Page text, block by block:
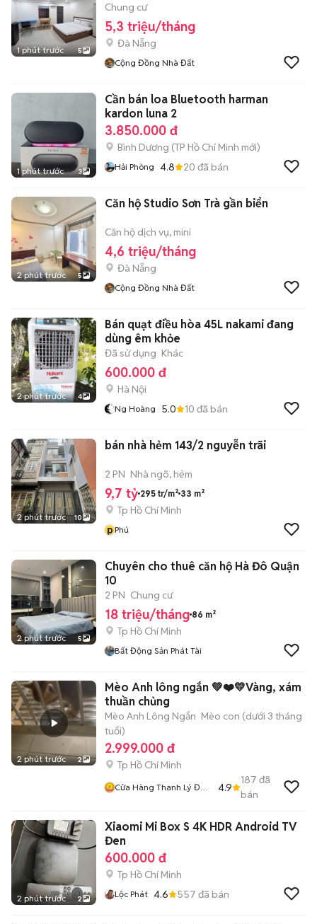
1 phút trước 5
Chung cư
5,3 triệu/tháng
Đà Nẵng
Cộng Đồng Nhà Đất
1 phút trước 3
Cần bán loa Bluetooth harman
kardon luna 2
3.850.000 đ
Bình Dương (TP Hồ Chí Minh mới)
Hải Phòng 4.8 20 đã bán
2 phút trước 5
Căn hộ Studio Sơn Trà gần biển
Căn hộ dịch vụ, mini
4,6 triệu/tháng
Đà Nẵng
Cộng Đồng Nhà Đất
2 phút trước 4
Bán quạt điều hòa 45L nakami đang
dùng êm khỏe
Đã sử dụng Khác
600.000 đ
Hà Nội
Ng Hoàng 5.0 10 đã bán
2 phút trước 10
bán nhà hẻm 143/2 nguyễn trãi
2 PN Nhà ngõ, hẻm
9,7 tỷ 295 tr/m² 33 m²
Tp Hồ Chí Minh
pPhú
2 phút trước 5
Chuyên cho thuê căn hộ Hà Đô Quận
10
2 PN Chung cư
18 triệu/tháng 86 m²
Tp Hồ Chí Minh
Bất Động Sản Phát Tài
2 phút trước 2
Mèo Anh lông ngắn 💚❤️💛Vàng, xám
thuần chủng
Mèo Anh Lông Ngắn Mèo con (dưới 3 tháng
tuổi)
2.999.000 đ
Tp Hồ Chí Minh
Cửa Hàng Thanh Lý Đồ
4.9
187 đã
bán
2 phút trước 2
Xiaomi Mi Box S 4K HDR Android TV
Đen
600.000 đ
Tp Hồ Chí Minh
Lộc Phát 4.6 557 đã bán